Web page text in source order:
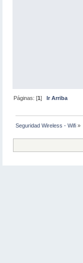
Páginas: [1]Ir Arriba
Seguridad Wireless - Wifi »